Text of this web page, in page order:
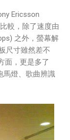
Ericsson
較，除了速度由
之外，螢幕解
尺寸雖然差不
面，更是多了
馬燈、歌曲辨識